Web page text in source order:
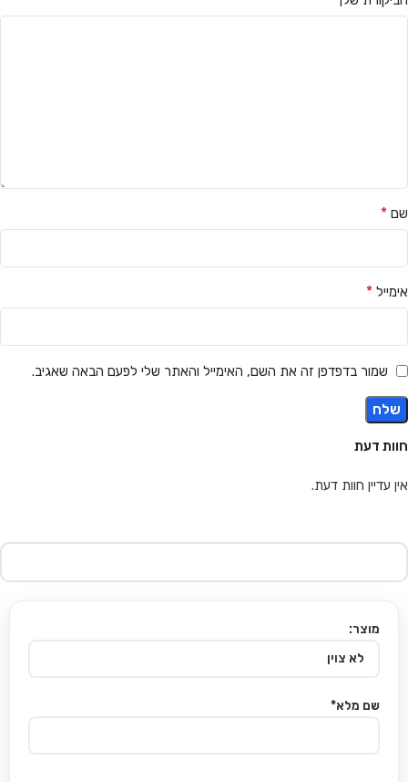
חוות דעת
אין עדיין חוות דעת.
שם *
אימייל *
שמור בדפדפן זה את השם, האימייל והאתר שלי לפעם הבאה שאגיב.
מוצר:
שם מלא*